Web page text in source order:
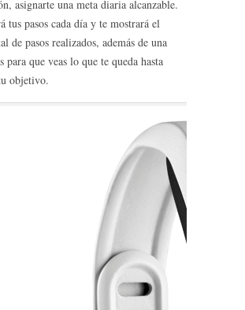
asignarte una meta diaria alcanzable.
tus pasos cada día y te mostrará el
de pasos realizados, además de una
para que veas lo que te queda hasta
objetivo.